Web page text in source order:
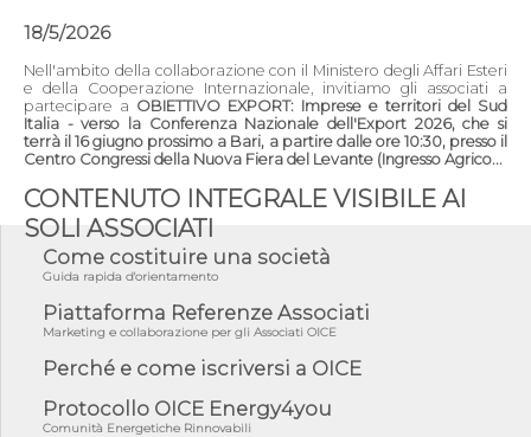
18/5/2026
Nell'ambito della collaborazione con il Ministero degli Affari Esteri
e della Cooperazione Internazionale, invitiamo gli associati a
partecipare a OBIETTIVO EXPORT: Imprese e territori del Sud
Italia - verso la Conferenza Nazionale dell'Export 2026, che si
terrà il 16 giugno prossimo a Bari, a partire dalle ore 10:30, presso il
Centro Congressi della Nuova Fiera del Levante (Ingresso Agrico...
CONTENUTO INTEGRALE VISIBILE AI
SOLI ASSOCIATI
Come costituire una società
Guida rapida d'orientamento
Piattaforma Referenze Associati
Marketing e collaborazione per gli Associati OICE
Perché e come iscriversi a OICE
Protocollo OICE Energy4you
Comunità Energetiche Rinnovabili